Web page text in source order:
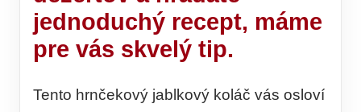
jednoduchý recept, máme
pre vás skvelý tip.
Tento hrnčekový jablkový koláč vás osloví